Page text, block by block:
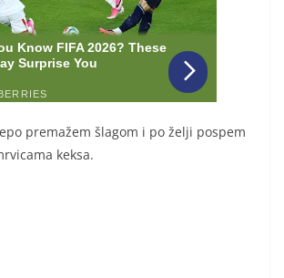
premažem šlagom i po želji pospem
keksa.